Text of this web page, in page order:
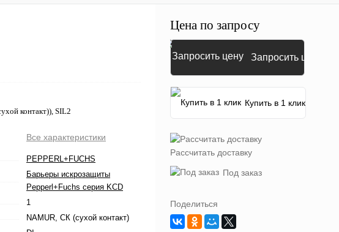
контакт)), SIL2
Все характеристики
PEPPERL+FUCHS
Барьеры искрозащиты
Pepperl+Fuchs серия KCD
1
NAMUR, СК (сухой контакт)
Цена по запросу
Запросить цену
Купить в 1 клик
Рассчитать доставку
Под заказ
Поделиться